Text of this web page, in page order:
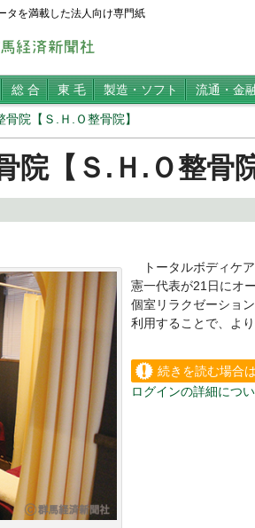
を満載した法人向け専門紙
総 合 東 毛 製造・ソフト 流通・金
院【Ｓ.Ｈ.Ｏ整骨院】
【Ｓ.Ｈ.Ｏ整骨院
トータルボディケ
憲一代表が21日にオ
個室リラクゼーショ
利用することで、よ
続きを読む場合は
い。
ログインの詳細につ